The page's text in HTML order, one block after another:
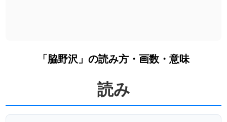
「脇野沢」の読み方・画数・意味
読み